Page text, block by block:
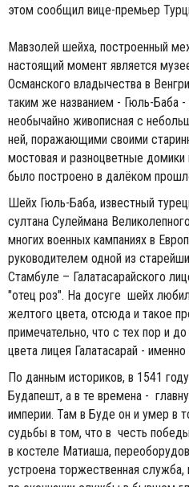
этом сообщил вице-премьер
Мавзолей шейха, построенный
настоящий момент является
Османского владычества в
таким же названием - Гюль-Баба -
необычайно живописная с
ней, поражающими своими
мостовая и разноцветные домики
было построено в далёком
Шейх Гюль-Баба, известный
султана Сулеймана
многих военных кампаниях в
руководителем одной из
Стамбуле – Галатасарайского
"отец роз". На досуге шейх
желтого цвета, отсюда и такое
примечательно, что с тех пор и
цвета лицея Галатасарай -
По данным историков, в 1541
Будапешт, а в те времена -
империи. Там в Буде он и умер в
судьбы в том, что в честь
в костеле Матиаша,
устроена торжественная